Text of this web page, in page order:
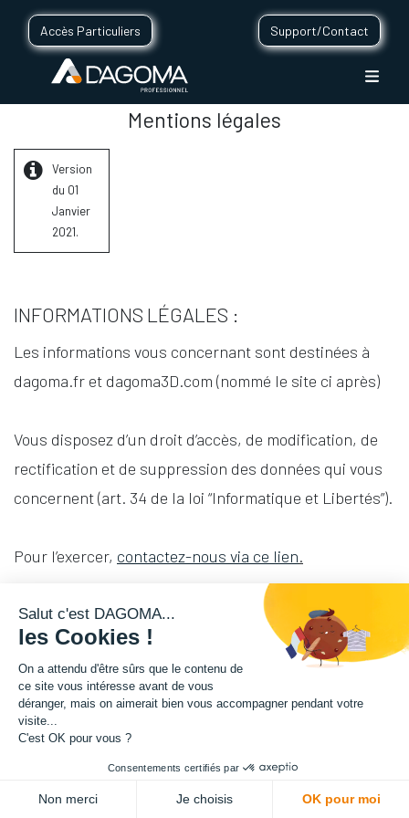
Accès Particuliers Support/Contact
Mentions légales
Version
du 01
Janvier
2021.
INFORMATIONS LÉGALES :
Les informations vous concernant sont destinées à
dagoma.fr et dagoma3D.com (nommé le site ci après)
Vous disposez d’un droit d’accès, de modification, de
rectification et de suppression des données qui vous
concernent (art. 34 de la loi “Informatique et Libertés”).
Pour l’exercer, contactez-nous via ce lien.
Pour nous signaler tout contenu inapproprié ou illégal,
merci d'utiliser ce même formulaire.
Le site permet l’hébergement et l’édition de contenu
par des tiers utilisateurs. De cette qualité découlera
l’absence ou la mise en jeu de la responsabilité
juridique de la société quant aux contenus
Salut c'est DAGOMA...
les Cookies !
On a attendu d'être sûrs que le contenu de
ce site vous intéresse avant de vous
déranger, mais on aimerait bien vous accompagner pendant votre
visite...
C'est OK pour vous ?
Consentements certifiés par
Non merci Je choisis OK pour moi